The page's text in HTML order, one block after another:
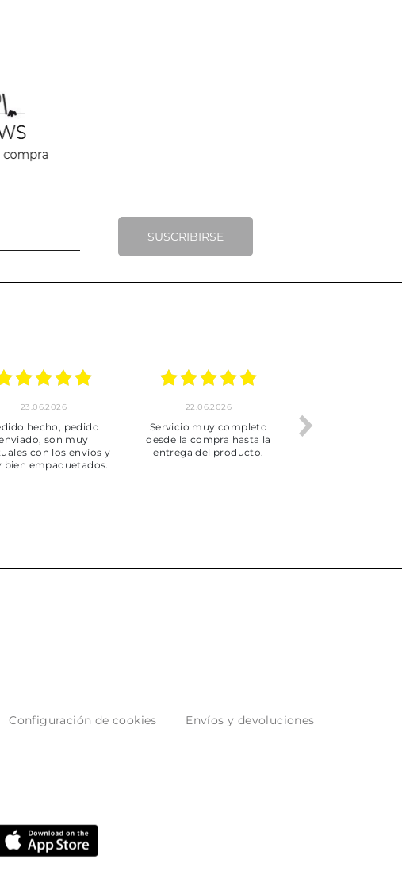
SUSCRIBIRSE
23.06.2026
hecho, pedido
son muy
con los envíos y
bien empaquetados.
22.06.2026
Servicio muy completo
desde la compra hasta la
entrega del producto.
Configuración de cookies
Envíos y devoluciones